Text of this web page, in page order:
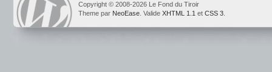
Copyright © 2008-2026 Le Fond du Tiroir
Theme par NeoEase . Valide XHTML 1.1 et CSS 3